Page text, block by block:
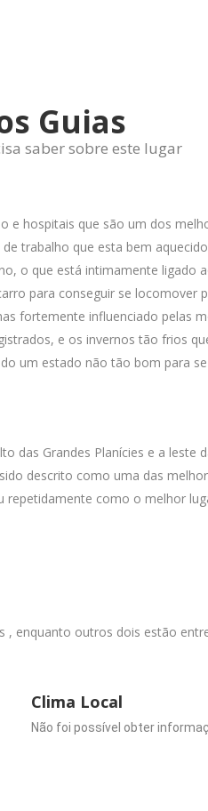
Guias
saber sobre este lugar
hospitais que são um dos
trabalho que esta bem
o que está intimamente ligado
para conseguir se
fortemente influenciado pelas
e os invernos tão frios
um estado não tão bom para
das Grandes Planícies e a leste
descrito como uma das
como o melhor
enquanto outros dois estão
Clima Local
Não foi possível obter